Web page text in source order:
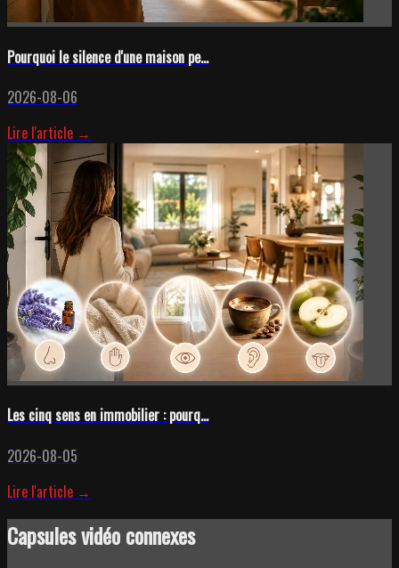
Pourquoi le silence d'une maison pe...
2026-08-06
Lire l'article →
Les cinq sens en immobilier : pourq...
2026-08-05
Lire l'article →
Capsules vidéo connexes